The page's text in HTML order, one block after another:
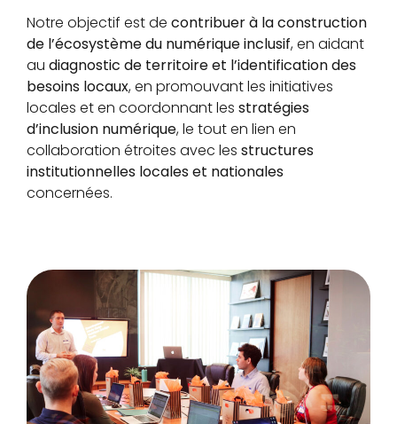
Notre objectif est de contribuer à la construction
de l’écosystème du numérique inclusif, en aidant
au diagnostic de territoire et l’identification des
besoins locaux, en promouvant les initiatives
locales et en coordonnant les stratégies
d’inclusion numérique, le tout en lien en
collaboration étroites avec les structures
institutionnelles locales et nationales
concernées.